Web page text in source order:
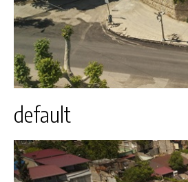
default